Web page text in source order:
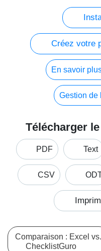
Créez votre
En savoir
Gestion de
Télécharger
PDF Text
CSV
Comparaison : Excel vs.
ChecklistGuro